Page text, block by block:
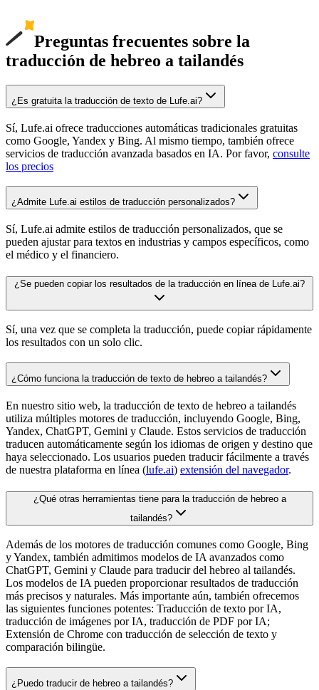
Preguntas frecuentes sobre la
traducción de hebreo a tailandés
¿Es gratuita la traducción de texto de Lufe.ai?
Sí, Lufe.ai ofrece traducciones automáticas tradicionales gratuitas
como Google, Yandex y Bing. Al mismo tiempo, también ofrece
servicios de traducción avanzada basados en IA. Por favor, consulte
los precios
¿Admite Lufe.ai estilos de traducción personalizados?
Sí, Lufe.ai admite estilos de traducción personalizados, que se
pueden ajustar para textos en industrias y campos específicos, como
el médico y el financiero.
¿Se pueden copiar los resultados de la traducción en línea de Lufe.ai?
Sí, una vez que se completa la traducción, puede copiar rápidamente
los resultados con un solo clic.
¿Cómo funciona la traducción de texto de hebreo a tailandés?
En nuestro sitio web, la traducción de texto de hebreo a tailandés
utiliza múltiples motores de traducción, incluyendo Google, Bing,
Yandex, ChatGPT, Gemini y Claude. Estos servicios de traducción
traducen automáticamente según los idiomas de origen y destino que
haya seleccionado. Los usuarios pueden traducir fácilmente a través
de nuestra plataforma en línea (lufe.ai) extensión del navegador.
¿Qué otras herramientas tiene para la traducción de hebreo a
tailandés?
Además de los motores de traducción comunes como Google, Bing
y Yandex, también admitimos modelos de IA avanzados como
ChatGPT, Gemini y Claude para traducir del hebreo al tailandés.
Los modelos de IA pueden proporcionar resultados de traducción
más precisos y naturales. Más importante aún, también ofrecemos
las siguientes funciones potentes: Traducción de texto por IA,
traducción de imágenes por IA, traducción de PDF por IA;
Extensión de Chrome con traducción de selección de texto y
comparación bilingüe.
¿Puedo traducir de hebreo a tailandés?